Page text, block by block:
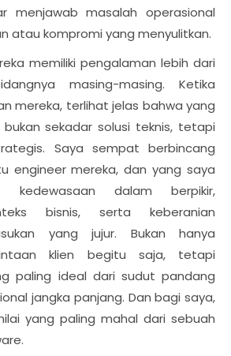
menjawab masalah operasional
atau kompromi yang menyulitkan.
memiliki pengalaman lebih dari
masing-masing. Ketika
mereka, terlihat jelas bahwa yang
sekadar solusi teknis, tetapi
Saya sempat berbincang
engineer mereka, dan yang saya
kedewasaan dalam berpikir,
bisnis, serta keberanian
yang jujur. Bukan hanya
klien begitu saja, tetapi
paling ideal dari sudut pandang
jangka panjang. Dan bagi saya,
yang paling mahal dari sebuah